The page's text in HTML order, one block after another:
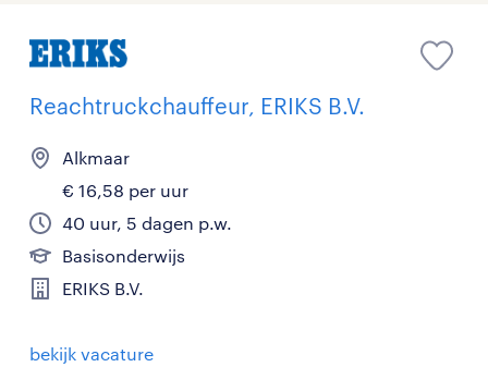
Reachtruckchauffeur, ERIKS B.V.
Alkmaar
€ 16,58 per uur
40 uur, 5 dagen p.w.
Basisonderwijs
ERIKS B.V.
bekijk vacature